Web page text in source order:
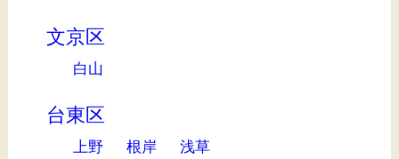
文京区
白山
台東区
上野 根岸 浅草